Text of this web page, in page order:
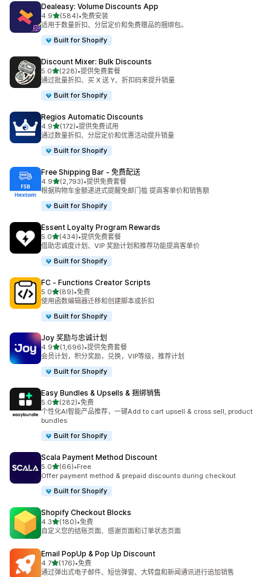
Dealeasy: Volume Discounts App
4.9星（满分 5 星）
(584)
总共 584 条评论
•免费安装
适用于数量折扣、分层定价和免费赠品的捆绑包。
Built for Shopify
Discount Mixer: Bulk Discounts
5.0星（满分 5 星）
(228)
总共 228 条评论
•提供免费套餐
通过批量折扣、买 X 送 Y、折扣码来提升销量
Built for Shopify
Regios Automatic Discounts
4.9星（满分 5 星）
(172)
总共 172 条评论
•提供免费试用
通过数量折扣、分层定价和优惠活动提升销量
Built for Shopify
Free Shipping Bar ‑ 免费配送
4.9星（满分 5 星）
(2,793)
总共 2793 条评论
•提供免费套餐
根据购物车金额递进式提醒免邮门槛 提高客单价和销售额
Built for Shopify
Essent Loyalty Program Rewards
5.0星（满分 5 星）
(434)
总共 434 条评论
•提供免费套餐
借助忠诚度计划、VIP 奖励计划和推荐功能提高客单价
Built for Shopify
FC ‑ Functions Creator Scripts
5.0星（满分 5 星）
(89)
总共 89 条评论
•免费
使用函数编辑器迁移和创建脚本或折扣
Built for Shopify
Joy 奖励与忠诚计划
4.9星（满分 5 星）
(1,696)
总共 1696 条评论
•提供免费套餐
会员计划，积分奖励，兑换，VIP等级，推荐计划
Built for Shopify
Easy Bundles & Upsells & 捆绑销售
5.0星（满分 5 星）
(282)
总共 282 条评论
•免费
个性化AI智能产品推荐，一键Add to cart upsell & cross sell, product
bundles
Built for Shopify
Scala Payment Method Discount
5.0星（满分 5 星）
(66)
总共 66 条评论
•Free
Offer payment method & prepaid discounts during checkout
Built for Shopify
Shopify Checkout Blocks
4.3星（满分 5 星）
(180)
总共 180 条评论
•免费
自定义您的结账页面、感谢页面和订单状态页面
Email PopUp & Pop Up Discount
4.7星（满分 5 星）
(176)
总共 176 条评论
•免费
通过弹出式电子邮件、短信弹窗、大转盘和新闻通讯进行追加销售